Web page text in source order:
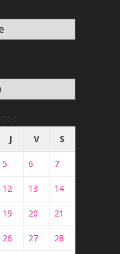
J V S
5 6 7
12 13 14
19 20 21
26 27 28